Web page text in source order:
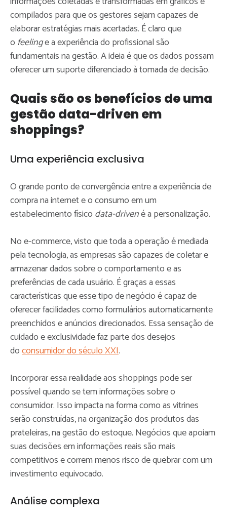
compilados para que os gestores sejam capazes de
elaborar estratégias mais acertadas. É claro que
o feelinge a experiência do profissional são
fundamentais na gestão. A ideia é que os dados possam
oferecer um suporte diferenciado à tomada de decisão.
Quais são os benefícios de uma
gestão data-driven em
shoppings?
Uma experiência exclusiva
O grande ponto de convergência entre a experiência de
compra na internet e o consumo em um
estabelecimento físico data-drivené a personalização.
No e-commerce, visto que toda a operação é mediada
pela tecnologia, as empresas são capazes de coletar e
armazenar dados sobre o comportamento e as
preferências de cada usuário. É graças a essas
características que esse tipo de negócio é capaz de
oferecer facilidades como formulários automaticamente
preenchidos e anúncios direcionados. Essa sensação de
cuidado e exclusividade faz parte dos desejos
doconsumidor do século XXI.
Incorporar essa realidade aos shoppings pode ser
possível quando se tem informações sobre o
consumidor. Isso impacta na forma como as vitrines
serão construídas, na organização dos produtos das
prateleiras, na gestão do estoque. Negócios que apoiam
suas decisões em informações reais são mais
competitivos e correm menos risco de quebrar com um
investimento equivocado.
Análise complexa